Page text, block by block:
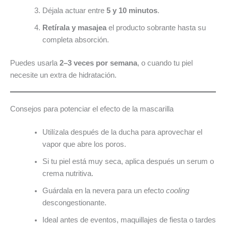
Déjala actuar entre 5 y 10 minutos.
Retírala y masajeael producto sobrante hasta su
completa absorción.
Puedes usarla 2–3 veces por semana, o cuando tu piel
necesite un extra de hidratación.
Consejos para potenciar el efecto de la mascarilla
Utilízala después de la ducha para aprovechar el
vapor que abre los poros.
Si tu piel está muy seca, aplica después un serum o
crema nutritiva.
Guárdala en la nevera para un efecto cooling
descongestionante.
Ideal antes de eventos, maquillajes de fiesta o tardes